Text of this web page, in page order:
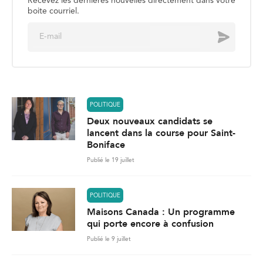
boite courriel.
Envoyer
POLITIQUE
Deux nouveaux candidats se
lancent dans la course pour Saint-
Boniface
Publié le 19 juillet
POLITIQUE
Maisons Canada : Un programme
qui porte encore à confusion
Publié le 9 juillet